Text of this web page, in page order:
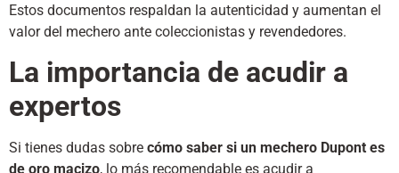
Estos documentos respaldan la autenticidad y aumentan el
valor del mechero ante coleccionistas y revendedores.
La importancia de acudir a
expertos
Si tienes dudas sobre cómo saber si un mechero Dupont es
de oro macizo, lo más recomendable es acudir a